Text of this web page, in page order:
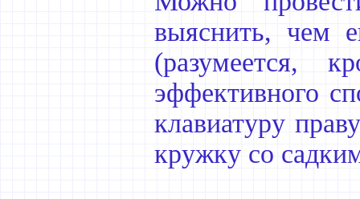
выяснить, чем
(разумеется,
эффективного
клавиатуру
кружку со